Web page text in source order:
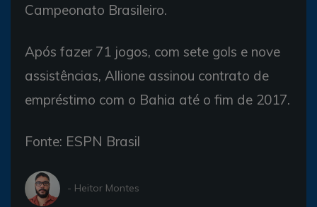
Campeonato Brasileiro.
Após fazer 71 jogos, com sete gols e nove
assistências, Allione assinou contrato de
empréstimo com o Bahia até o fim de 2017.
Fonte: ESPN Brasil
- Heitor Montes